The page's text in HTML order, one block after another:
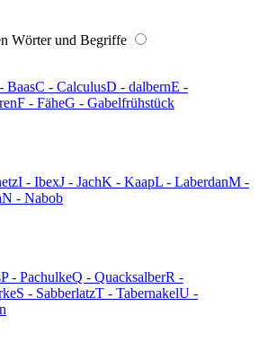
Wörter und Begriffe
BaasC - CalculusD - dalbernE -
F - FäheG - Gabelfrühstück
I - IbexJ - JachK - KaapL - LaberdanM -
N - Nabob
P - PachulkeQ - QuacksalberR -
S - SabberlatzT - TabernakelU -